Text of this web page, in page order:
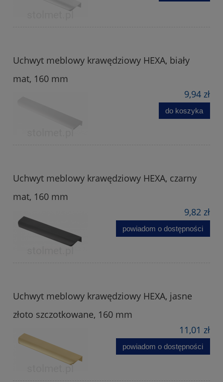
Uchwyt meblowy krawędziowy HEXA, biały
mat, 160 mm
9,94 zł
do koszyka
Uchwyt meblowy krawędziowy HEXA, czarny
mat, 160 mm
9,82 zł
powiadom o dostępności
Uchwyt meblowy krawędziowy HEXA, jasne
złoto szczotkowane, 160 mm
11,01 zł
powiadom o dostępności